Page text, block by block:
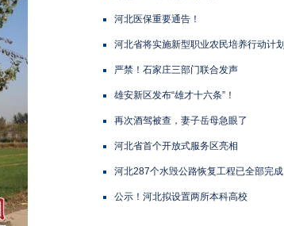
河北医保重要通告！
河北省将实施新型职业农民培养行动计划
严禁！石家庄三部门联合发声
雄安新区发布“雄才十六条”！
再次酒驾被查，妻子岳母急眼了
河北省首个开放式服务区亮相
河北287个水毁公路恢复工程已全部完成
公示！河北拟设置两所本科高校